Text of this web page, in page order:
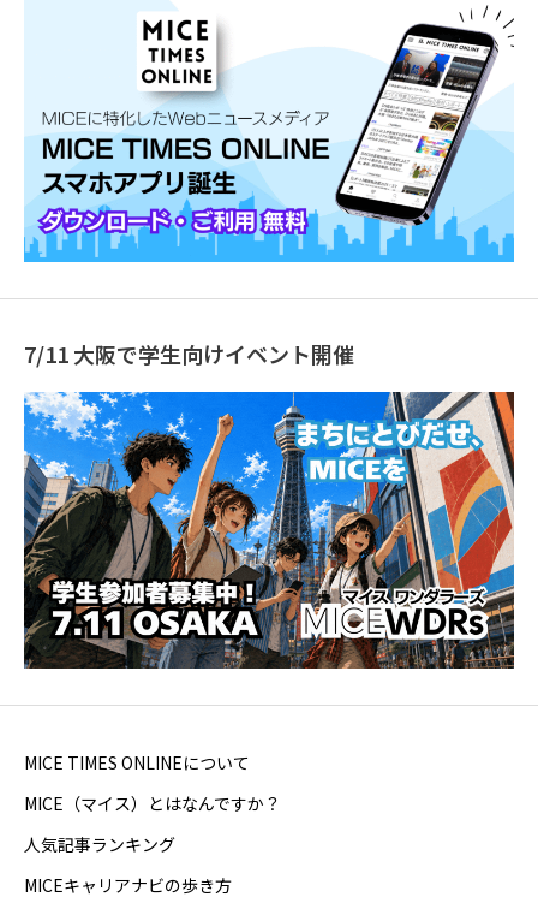
7/11 大阪で学生向けイベント開催
MICE TIMES ONLINEについて
MICE（マイス）とはなんですか？
人気記事ランキング
MICEキャリアナビの歩き方